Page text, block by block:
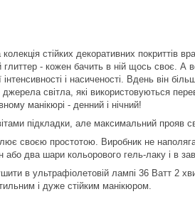
стійких декоративних
- кожен бачить в ній щось своє. А
і насиченості. Вдень він
світла, які використовуються
манікюрі - денний і нічний!
підкладки, але максимальний прояв
своєю простотою. Виробник не
два шари кольорового гель-лаку і в
в ультрафіолетовій лампі 36 Ватт 2
і дуже стійким манікюром.